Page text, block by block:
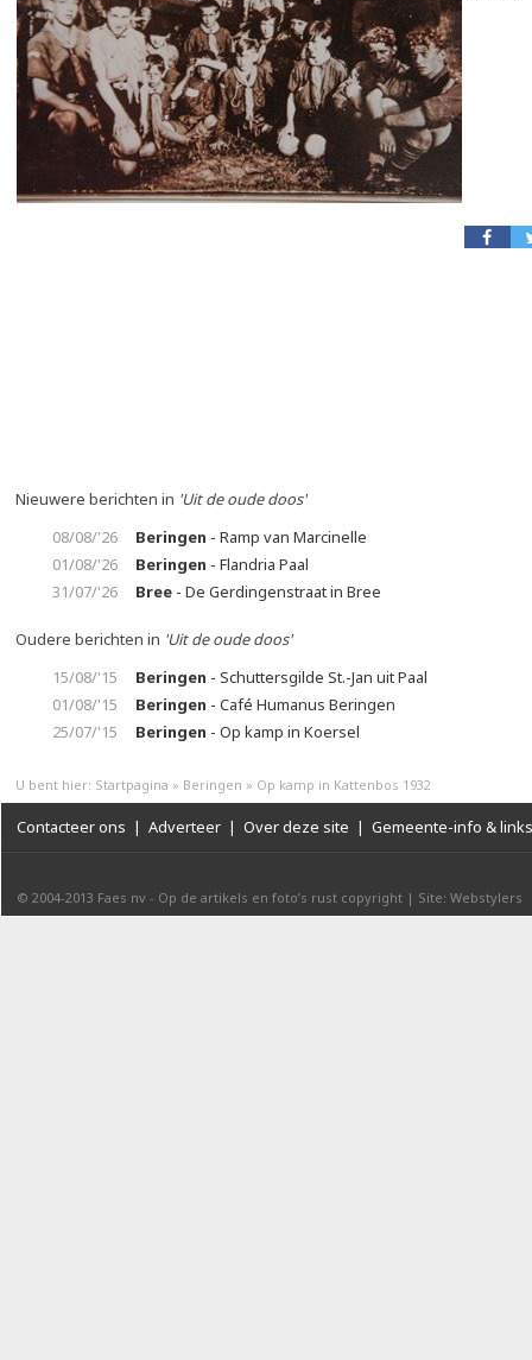
Nieuwere berichten in 'Uit de oude doos'
08/08/'26
Beringen - Ramp van Marcinelle
01/08/'26
Beringen - Flandria Paal
31/07/'26
Bree - De Gerdingenstraat in Bree
Oudere berichten in 'Uit de oude doos'
15/08/'15
Beringen - Schuttersgilde St.-Jan uit Paal
01/08/'15
Beringen - Café Humanus Beringen
25/07/'15
Beringen - Op kamp in Koersel
U bent hier: Startpagina » Beringen » Op kamp in Kattenbos 1932
Contacteer ons | Adverteer | Over deze site | Gemeente-info & links
© 2004-2013 Faes nv - Op de artikels en foto’s rust copyright | Site: Webstylers